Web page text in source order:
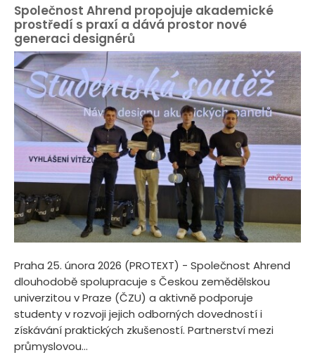
Společnost Ahrend propojuje akademické
prostředí s praxí a dává prostor nové
generaci designérů
Praha 25. února 2026 (PROTEXT) - Společnost Ahrend
dlouhodobě spolupracuje s Českou zemědělskou
univerzitou v Praze (ČZU) a aktivně podporuje
studenty v rozvoji jejich odborných dovedností i
získávání praktických zkušeností. Partnerství mezi
průmyslovou...